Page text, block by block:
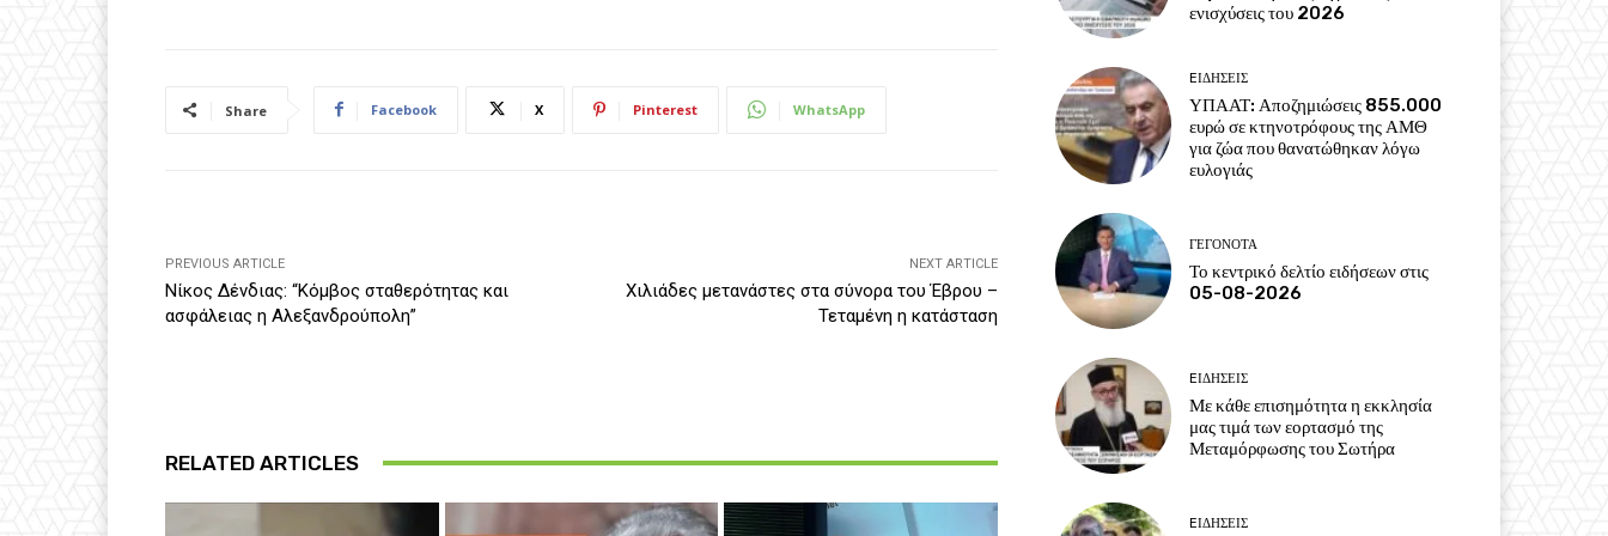
Share Facebook X Pinterest WhatsApp
PREVIOUS ARTICLE
Νίκος Δένδιας: “Κόμβος σταθερότητας και
ασφάλειας η Αλεξανδρούπολη”
NEXT ARTICLE
Χιλιάδες μετανάστες στα σύνορα του Έβρου –
Τεταμένη η κατάσταση
RELATED ARTICLES
ενισχύσεις του 2026
EΙΔΗΣΕΙΣ
ΥΠΑΑΤ: Αποζημιώσεις 855.000
ευρώ σε κτηνοτρόφους της ΑΜΘ
για ζώα που θανατώθηκαν λόγω
ευλογιάς
ΓΕΓΟΝΟΤΑ
Το κεντρικό δελτίο ειδήσεων στις
05-08-2026
EΙΔΗΣΕΙΣ
Με κάθε επισημότητα η εκκλησία
μας τιμά των εορτασμό της
Μεταμόρφωσης του Σωτήρα
EΙΔΗΣΕΙΣ